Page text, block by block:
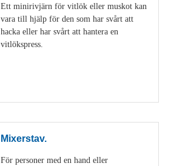
Ett minirivjärn för vitlök eller muskot kan
vara till hjälp för den som har svårt att
hacka eller har svårt att hantera en
vitlökspress.
Mixerstav.
För personer med en hand eller